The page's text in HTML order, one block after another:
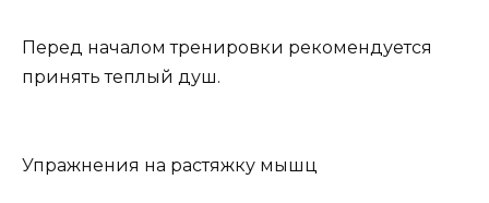
Перед началом тренировки рекомендуется
принять теплый душ.
Упражнения на растяжку мышц